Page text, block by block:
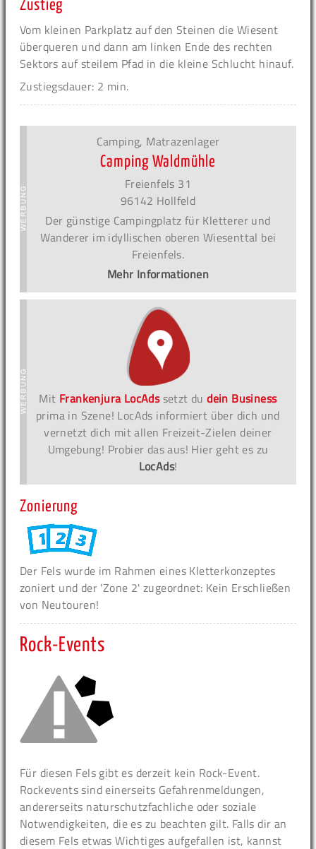
Zustieg
Vom kleinen Parkplatz auf den Steinen die Wiesent
überqueren und dann am linken Ende des rechten
Sektors auf steilem Pfad in die kleine Schlucht hinauf.
Zustiegsdauer: 2 min.
Camping, Matrazenlager
Camping Waldmühle
Freienfels 31
96142 Hollfeld
Der günstige Campingplatz für Kletterer und
Wanderer im idyllischen oberen Wiesenttal bei
Freienfels.
Mehr Informationen
Mit Frankenjura LocAdssetzt dudein Business
prima in Szene! LocAds informiert über dich und
vernetzt dich mit allen Freizeit-Zielen deiner
Umgebung! Probier das aus! Hier geht es zu
LocAds!
Zonierung
Der Fels wurde im Rahmen eines Kletterkonzeptes
zoniert und der 'Zone 2' zugeordnet: Kein Erschließen
von Neutouren!
Rock-Events
Für diesen Fels gibt es derzeit kein Rock-Event.
Rockevents sind einerseits Gefahrenmeldungen,
andererseits naturschutzfachliche oder soziale
Notwendigkeiten, die es zu beachten gilt. Falls dir an
diesem Fels etwas Wichtiges aufgefallen ist, kannst